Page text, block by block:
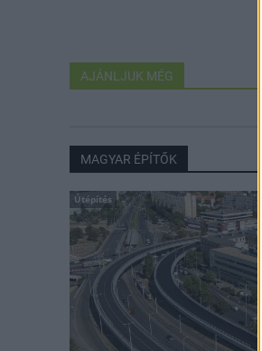
AJÁNLJUK MÉG
MAGYAR ÉPÍTŐK
Útépítés